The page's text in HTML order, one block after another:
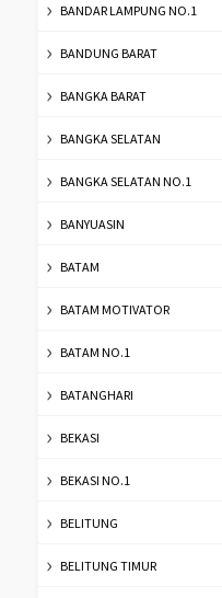
BANDAR LAMPUNG NO.1
BANDUNG BARAT
BANGKA BARAT
BANGKA SELATAN
BANGKA SELATAN NO.1
BANYUASIN
BATAM
BATAM MOTIVATOR
BATAM NO.1
BATANGHARI
BEKASI
BEKASI NO.1
BELITUNG
BELITUNG TIMUR